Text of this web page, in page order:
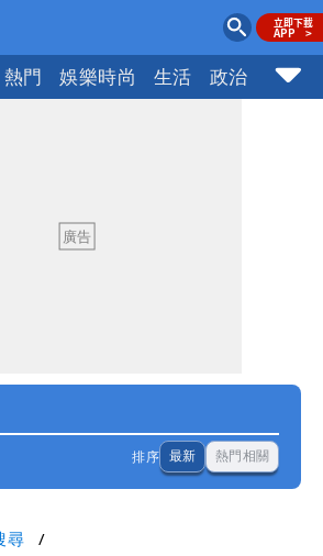
熱門 娛樂時尚 生活 政治 社會
排序 最新 熱門相關
尋